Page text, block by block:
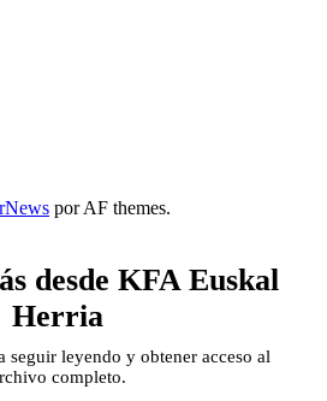
por AF themes.
desde KFA Euskal
Herria
seguir leyendo y obtener acceso al
completo.